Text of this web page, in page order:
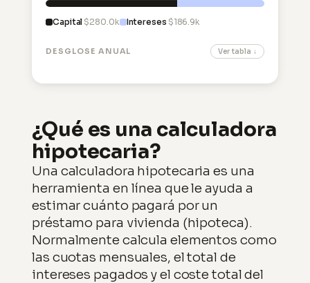
Capital $280.0k Intereses $186.9k
DESGLOSE ANUAL Ver tabla ↓
¿Qué es una calculadora
hipotecaria?
Una calculadora hipotecaria es una
herramienta en línea que le ayuda a
estimar cuánto pagará por un
préstamo para vivienda (hipoteca).
Normalmente calcula elementos como
las cuotas mensuales, el total de
intereses pagados y el coste total del